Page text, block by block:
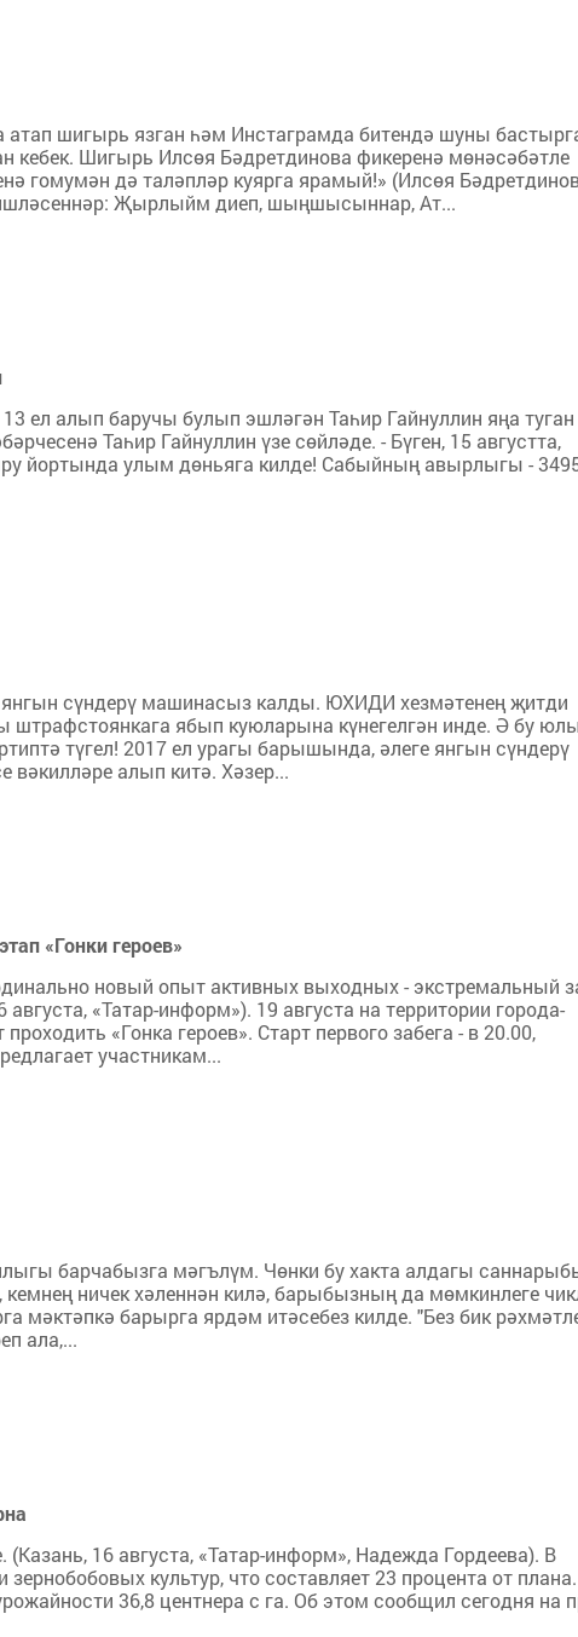
шигырь язган һәм Инстаграмда битендә шуны
кебек. Шигырь Илсөя Бәдретдинова фикеренә мөнәсәбәтле
гомумән дә таләпләр куярга ярамый!» (Илсөя
Җырлыйм диеп, шыңшысыннар, Ат...
ел алып баручы булып эшләгән Таһир Гайнуллин яңа туган
Таһир Гайнуллин үзе сөйләде. - Бүген, 15 августта,
йортында улым дөньяга килде! Сабыйның авырлыгы -
сүндерү машинасыз калды. ЮХИДИ хезмәтенең җитди
штрафстоянкага ябып куюларына күнегелгән инде. Ә бу
түгел! 2017 ел урагы барышында, әлеге янгын сүндерү
алып китә. Хәзер...
«Гонки героев»
новый опыт активных выходных - экстремальный
«Татар-информ»). 19 августа на территории города-
«Гонка героев». Старт первого забега - в 20.00,
участникам...
барчабызга мәгълүм. Чөнки бу хакта алдагы
ничек хәленнән килә, барыбызның да мөмкинлеге
мәктәпкә барырга ярдәм итәсебез килде. "Без бик
ала,...
16 августа, «Татар-информ», Надежда Гордеева). В
культур, что составляет 23 процента от плана.
36,8 центнера с га. Об этом сообщил сегодня на